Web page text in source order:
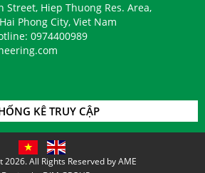
Street, Hiep Thuong Res. Area,
Phong City, Viet Nam
0974400989
KÊ TRUY CẬP
All Rights Reserved by AME